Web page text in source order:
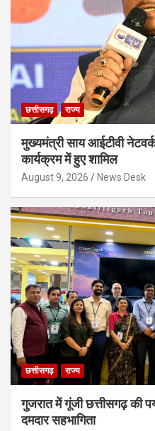
छत्तीसगढ़ राज्य
मुख्यमंत्री साय आईटीवी
कार्यक्रम में हुए शामिल
August 9, 2026 News Desk
छत्तीसगढ़ राज्य
गुजरात में गूंजी छत्तीसगढ़ की
दमदार सहभागिता